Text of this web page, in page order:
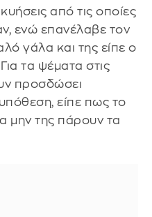
από τις οποίες
ενώ επανέλαβε τον
γάλα και της είπε ο
τα ψέματα στις
προσδώσει
είπε πως το
μην της πάρουν τα